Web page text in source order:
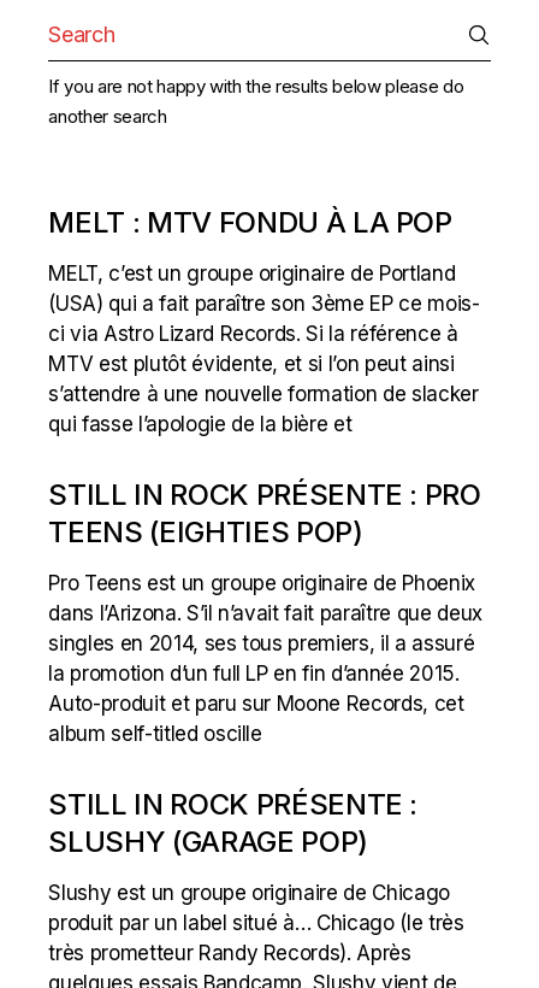
for:
If you are not happy with the results below please do
another search
MELT : MTV FONDU À LA POP
MELT, c’est un groupe originaire de Portland
(USA) qui a fait paraître son 3ème EP ce mois-
ci via Astro Lizard Records. Si la référence à
MTV est plutôt évidente, et si l’on peut ainsi
s’attendre à une nouvelle formation de slacker
qui fasse l’apologie de la bière et
STILL IN ROCK PRÉSENTE : PRO
TEENS (EIGHTIES POP)
Pro Teens est un groupe originaire de Phoenix
dans l’Arizona. S’il n’avait fait paraître que deux
singles en 2014, ses tous premiers, il a assuré
la promotion d’un full LP en fin d’année 2015.
Auto-produit et paru sur Moone Records, cet
album self-titled oscille
STILL IN ROCK PRÉSENTE :
SLUSHY (GARAGE POP)
Slushy est un groupe originaire de Chicago
produit par un label situé à… Chicago (le très
très prometteur Randy Records). Après
quelques essais Bandcamp, Slushy vient de